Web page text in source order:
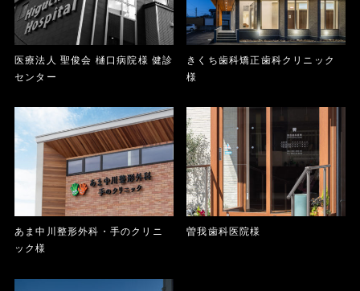
医療法人 聖俊会 樋口病院様 健診
センター
きくち歯科矯正歯科クリニック
様
あま中川整形外科・手のクリニ
ック様
曽我歯科医院様